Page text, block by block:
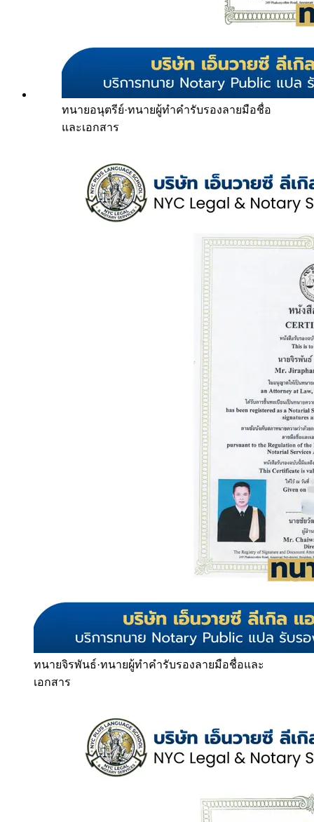
ทนายอนุตรีย์·ทนายผู้ทำคำรับรองลายมือชื่อ
และเอกสาร
ทนายจิรพันธ์·ทนายผู้ทำคำรับรองลายมือชื่อและ
เอกสาร